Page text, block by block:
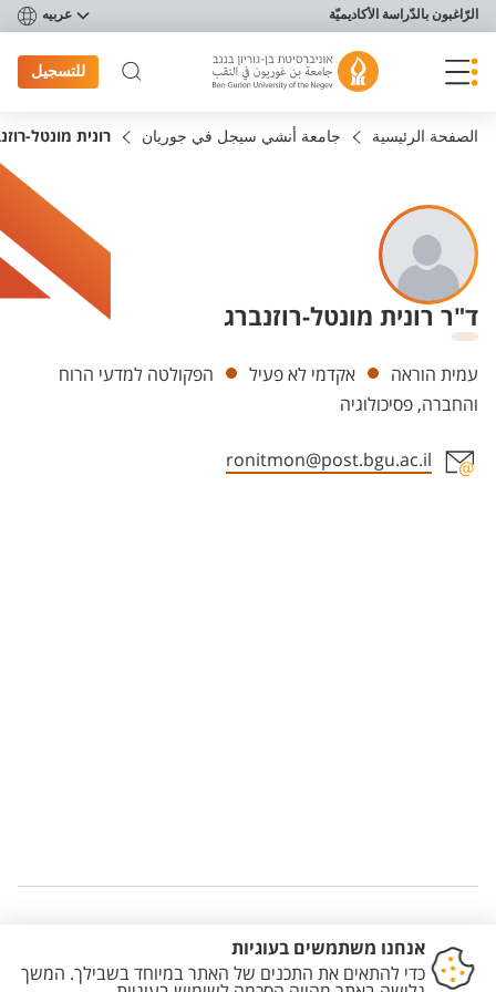
תפריט נגישות
الرّاغبون بالدّراسة الأكاديميّة عربيه
للتسجيل
الصفحة الرئيسية جامعة أنشي سيجل في جوريان רונית מונטל-
ד"ר רונית מונטל-רוזנברג
Departments
עמית הוראה אקדמי לא פעיל
הפקולטה למדעי הרוח
והחברה, פסיכולוגיה
ronitmon@post.bgu.ac.il